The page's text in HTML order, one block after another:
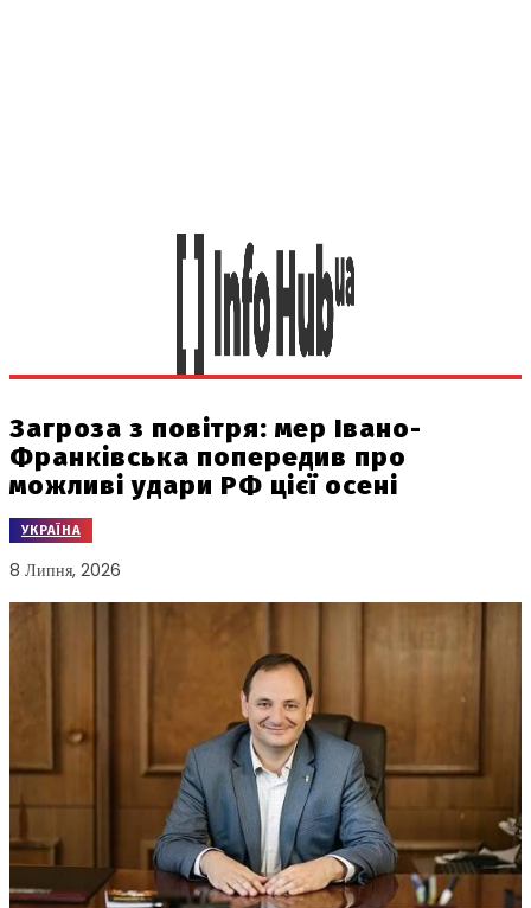
Загроза з повітря: мер Івано-
Франківська попередив про
можливі удари РФ цієї осені
УКРАЇНА
8 Липня, 2026